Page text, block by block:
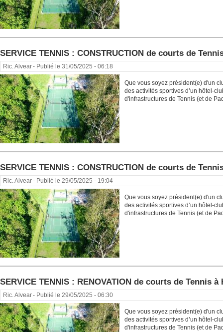
SERVICE TENNIS : CONSTRUCTION de courts de
Ric. Alvear- Publié le 31/05/2025 - 06:18
Que vous soyez président(e) d'un
des activités sportives d’un hôtel-
d'infrastructures de Tennis (et de
SERVICE TENNIS : CONSTRUCTION de courts de
Ric. Alvear- Publié le 29/05/2025 - 19:04
Que vous soyez président(e) d'un
des activités sportives d’un hôtel-
d'infrastructures de Tennis (et de
SERVICE TENNIS : RENOVATION de courts de Tennis à
Ric. Alvear- Publié le 29/05/2025 - 06:30
Que vous soyez président(e) d'un
des activités sportives d’un hôtel-
d'infrastructures de Tennis (et de